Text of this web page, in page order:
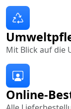
Online-
Mit Blick auf die